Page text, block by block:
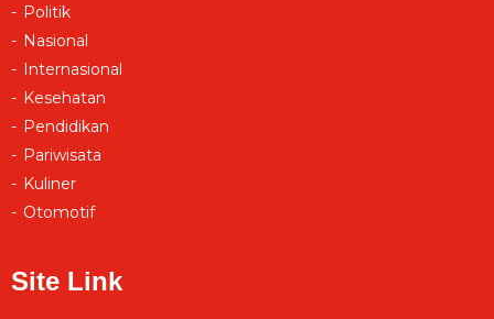
Politik
Nasional
Internasional
Kesehatan
Pendidikan
Pariwisata
Kuliner
Otomotif
Site Link